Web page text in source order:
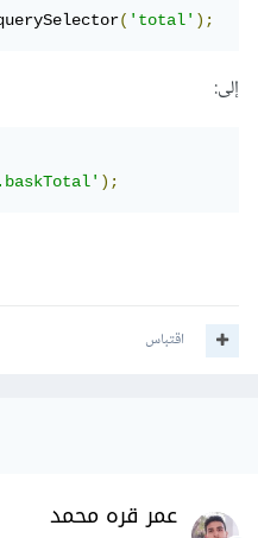
querySelector('total');
إلى:
);
اقتباس
عمر قره محمد